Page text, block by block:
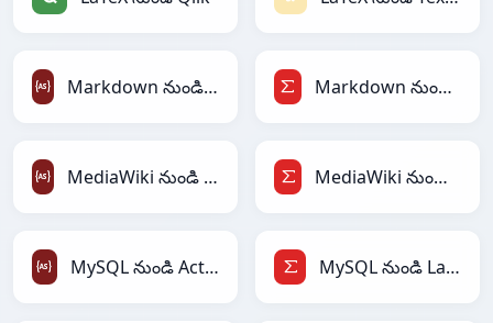
Markdown నుండి ActionScript Markdown నుండి LaTeX
MediaWiki నుండి ActionScript MediaWiki నుండి LaTeX
MySQL నుండి ActionScript MySQL నుండి LaTeX